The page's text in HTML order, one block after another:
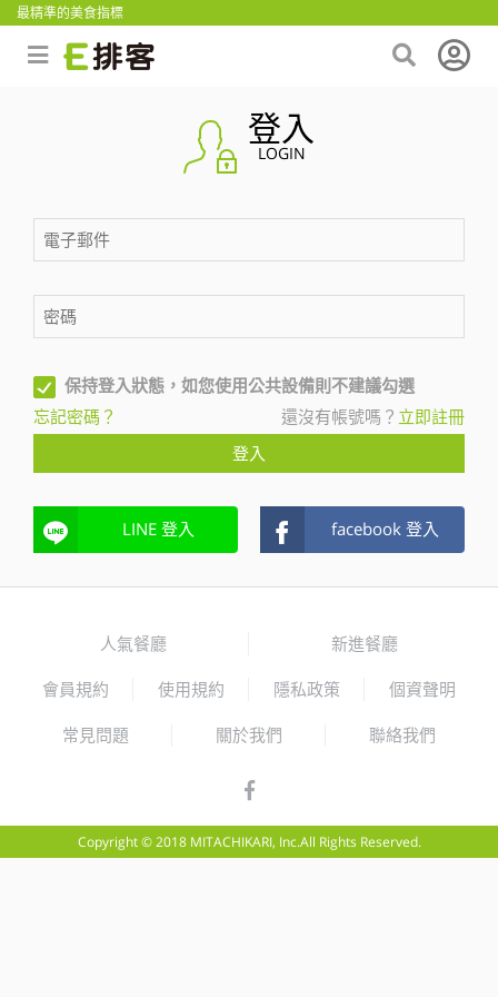
最精準的美食指標
登入
LOGIN
保持登入狀態，如您使用公共設備則不建議勾選
忘記密碼？
還沒有帳號嗎？ 立即註冊
登入
LINE 登入 facebook 登入
人氣餐廳 新進餐廳
會員規約 使用規約 隱私政策 個資聲明
常見問題 關於我們 聯絡我們
Copyright © 2018 MITACHIKARI, Inc.All Rights Reserved.